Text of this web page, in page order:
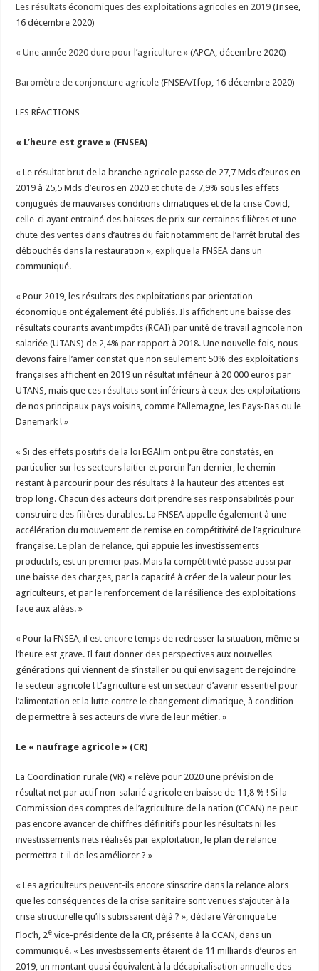
Les résultats économiques des exploitations agricoles en 2019 (Insee,
16 décembre 2020)
« Une année 2020 dure pour l’agriculture » (APCA, décembre 2020)
Baromètre de conjoncture agricole (FNSEA/Ifop, 16 décembre 2020)
LES RÉACTIONS
« L’heure est grave » (FNSEA)
« Le résultat brut de la branche agricole passe de 27,7 Mds d’euros en
2019 à 25,5 Mds d’euros en 2020 et chute de 7,9% sous les effets
conjugués de mauvaises conditions climatiques et de la crise Covid,
celle-ci ayant entrainé des baisses de prix sur certaines filières et une
chute des ventes dans d’autres du fait notamment de l’arrêt brutal des
débouchés dans la restauration », explique la FNSEA dans un
communiqué.
« Pour 2019, les résultats des exploitations par orientation
économique ont également été publiés. Ils affichent une baisse des
résultats courants avant impôts (RCAI) par unité de travail agricole non
salariée (UTANS) de 2,4% par rapport à 2018. Une nouvelle fois, nous
devons faire l’amer constat que non seulement 50% des exploitations
françaises affichent en 2019 un résultat inférieur à 20 000 euros par
UTANS, mais que ces résultats sont inférieurs à ceux des exploitations
de nos principaux pays voisins, comme l’Allemagne, les Pays-Bas ou le
Danemark ! »
« Si des effets positifs de la loi EGAlim ont pu être constatés, en
particulier sur les secteurs laitier et porcin l’an dernier, le chemin
restant à parcourir pour des résultats à la hauteur des attentes est
trop long. Chacun des acteurs doit prendre ses responsabilités pour
construire des filières durables. La FNSEA appelle également à une
accélération du mouvement de remise en compétitivité de l’agriculture
française. Leplan de relance , qui appuie les investissements
productifs, est un premier pas. Mais la compétitivité passe aussi par
une baisse des charges, par la capacité à créer de la valeur pour les
agriculteurs, et par le renforcement de la résilience des exploitations
face aux aléas. »
« Pour la FNSEA, il est encore temps de redresser la situation, même si
l’heure est grave. Il faut donner des perspectives aux nouvelles
générations qui viennent de s’installer ou qui envisagent de rejoindre
le secteur agricole ! L’agriculture est un secteur d’avenir essentiel pour
l’alimentation et la lutte contre le changement climatique, à condition
de permettre à ses acteurs de vivre de leur métier. »
Le « naufrage agricole » (CR)
La Coordination rurale (VR) « relève pour 2020 une prévision de
résultat net par actif non-salarié agricole en baisse de 11,8 % ! Si la
Commission des comptes de l’agriculture de la nation (CCAN) ne peut
pas encore avancer de chiffres définitifs pour les résultats ni les
investissements nets réalisés par exploitation, le plan de relance
permettra-t-il de les améliorer ? »
« Les agriculteurs peuvent-ils encore s’inscrire dans la relance alors
que les conséquences de la crise sanitaire sont venues s’ajouter à la
crise structurelle qu’ils subissaient déjà ? », déclare Véronique Le
Floc’h, 2e vice-présidente de la CR, présente à la CCAN, dans un
communiqué. « Les investissements étaient de 11 milliards d’euros en
2019, un montant quasi équivalent à la décapitalisation annuelle des